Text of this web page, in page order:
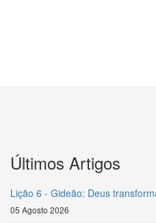
Últimos Artigos
Lição 6 - Gideão: Deus
05 Agosto 2026